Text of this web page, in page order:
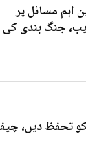
اہم مسائل پر
جنگ بندی کی
تحفظ دیں،